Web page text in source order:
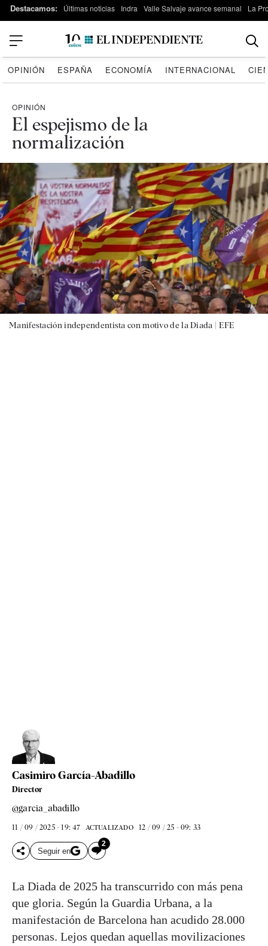
Destacamos: Últimas noticias Indra Valle Salvaje avance semanal La
OPINIÓN ESPAÑA ECONOMÍA INTERNACIONAL
OPINIÓN
El espejismo de la
normalización
Manifestación independentista con motivo de la Diada | EFE
Casimiro García-Abadillo
Director
@garcia_abadillo
11 / 09 / 2025 - 19: 47 ACTUALIZADO 12 / 09 / 25 - 09: 33
Seguir en
2
La Diada de 2025 ha transcurrido con más pena
que gloria. Según la Guardia Urbana, a la
manifestación de Barcelona han acudido 28.000
personas. Lejos quedan aquellas movilizaciones